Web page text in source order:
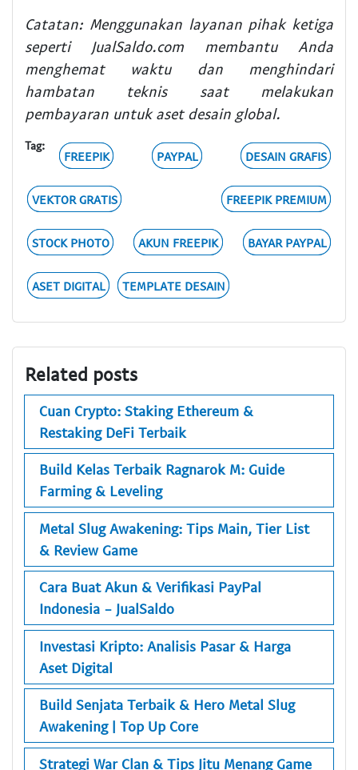
Catatan: Menggunakan layanan pihak ketiga
seperti JualSaldo.com membantu Anda
menghemat waktu dan menghindari
hambatan teknis saat melakukan
pembayaran untuk aset desain global.
Tag:
FREEPIK PAYPAL DESAIN GRAFIS
VEKTOR GRATIS FREEPIK PREMIUM
STOCK PHOTO AKUN FREEPIK BAYAR PAYPAL
ASET DIGITAL TEMPLATE DESAIN
Related posts
Cuan Crypto: Staking Ethereum &
Restaking DeFi Terbaik
Build Kelas Terbaik Ragnarok M: Guide
Farming & Leveling
Metal Slug Awakening: Tips Main, Tier List
& Review Game
Cara Buat Akun & Verifikasi PayPal
Indonesia - JualSaldo
Investasi Kripto: Analisis Pasar & Harga
Aset Digital
Build Senjata Terbaik & Hero Metal Slug
Awakening | Top Up Core
Strategi War Clan & Tips Jitu Menang Game